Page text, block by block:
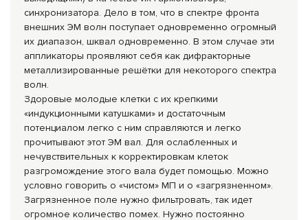
синхронизатора. Дело в том, что в спектре фронта
внешних ЭМ волн поступает одновременно огромный
их диапазон, шквал одновременно. В этом случае эти
аппликаторы проявляют себя как дифракторные
металлизированные решётки для некоторого спектра
волн.
Здоровые молодые клетки с их крепкими
«индукционными катушками» и достаточным
потенциалом легко с ним справляются и легко
прочитывают этот ЭМ вал. Для ослабленных и
нечувствительных к корректировкам клеток
разгромождение этого вала будет помощью. Можно
условно говорить о «чистом» МП и о «загрязненном».
Загрязненное поле нужно фильтровать, так идет
огромное количество помех. Нужно постоянно